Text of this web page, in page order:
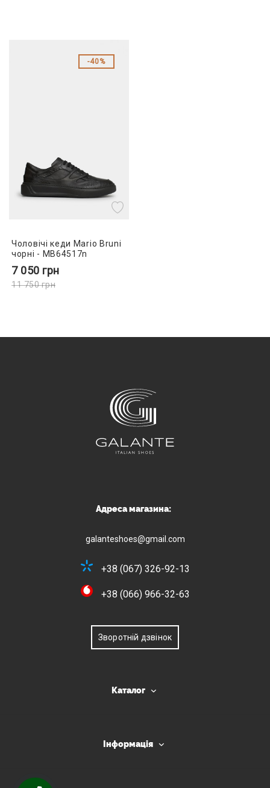
40%
Чоловічі кеди Mario Bruni
чорні - MB64517n
7 050 грн
11 750грн
Адреса магазина:
galanteshoes@gmail.com
+38 (067) 326-92-13
+38 (066) 966-32-63
Зворотній дзвінок
Каталог
Інформація